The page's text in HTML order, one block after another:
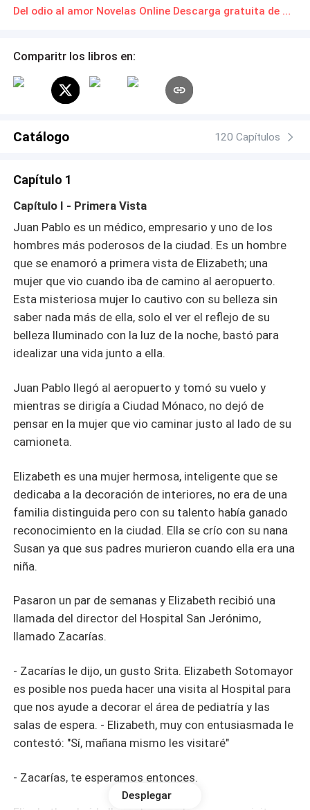
ella, solo el ver el reflejo de su belleza Iluminado con la
mientras se dirigía a Ciudad Mónaco, no dejó de pensar
camioneta. Elizabeth es una mujer hermosa, inteligente
que se dedica a la decoración de interiores, no era de
reconocimiento en la ciudad. Ella se crío con su nana
frustración para luego conocer un amor apasionado que
orilló a vivir. Juan Pablo será el que intentará ganarse el
amor de Elizabeth y la hará sufrir en el intento ya que al
no conseguir su amor intentará dañarla y quebrarla. Sin
embargo, ella después de odiarlo y repudiarlo, conocerá
el lado protector de Juan Pablo y desencadenarán un
amor apasionado que nunca imaginaron vivir. Lucharán
por su amor contra viento y marea, sobre todo con un
viejo amor de Juan Pablo y un pretendiente de Elizabeth
que casualmente resultará ser Fernando, primo y médico
de la Familia Montenegro.
Del odio al amor Novelas Online Descarga gratuita de PDF
Comparitr los libros en:
Catálogo 120 Capítulos
Capítulo 1
Capítulo I - Primera Vista
Juan Pablo es un médico, empresario y uno de los
hombres más poderosos de la ciudad. Es un hombre
que se enamoró a primera vista de Elizabeth; una
mujer que vio cuando iba de camino al aeropuerto.
Esta misteriosa mujer lo cautivo con su belleza sin
saber nada más de ella, solo el ver el reflejo de su
belleza Iluminado con la luz de la noche, bastó para
idealizar una vida junto a ella.
Juan Pablo llegó al aeropuerto y tomó su vuelo y
mientras se dirigía a Ciudad Mónaco, no dejó de
pensar en la mujer que vio caminar justo al lado de su
camioneta.
Elizabeth es una mujer hermosa, inteligente que se
dedicaba a la decoración de interiores, no era de una
familia distinguida pero con su talento había ganado
reconocimiento en la ciudad. Ella se crío con su nana
Susan ya que sus padres murieron cuando ella era una
niña.
Pasaron un par de semanas y Elizabeth recibió una
llamada del director del Hospital San Jerónimo,
llamado Zacarías.
- Zacarías le dijo, un gusto Srita. Elizabeth Sotomayor
es posible nos pueda hacer una visita al Hospital para
que nos ayude a decorar el área de pediatría y las
salas de espera. - Elizabeth, muy con entusiasmada le
contestó: "Sí, mañana mismo les visitaré"
- Zacarías, te esperamos entonces.
Desplegar